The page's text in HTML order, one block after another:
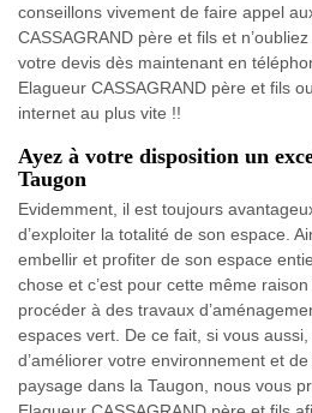
conseillons vivement de faire appel
CASSAGRAND père et fils et
votre devis dès maintenant en
Elagueur CASSAGRAND père et fils
internet au plus vite !!
Ayez à votre disposition un
Taugon
Evidemment, il est toujours
d’exploiter la totalité de son espace.
embellir et profiter de son espace
chose et c’est pour cette même
procéder à des travaux
espaces vert. De ce fait, si vous
d’améliorer votre environnement et
paysage dans la Taugon, nous vous